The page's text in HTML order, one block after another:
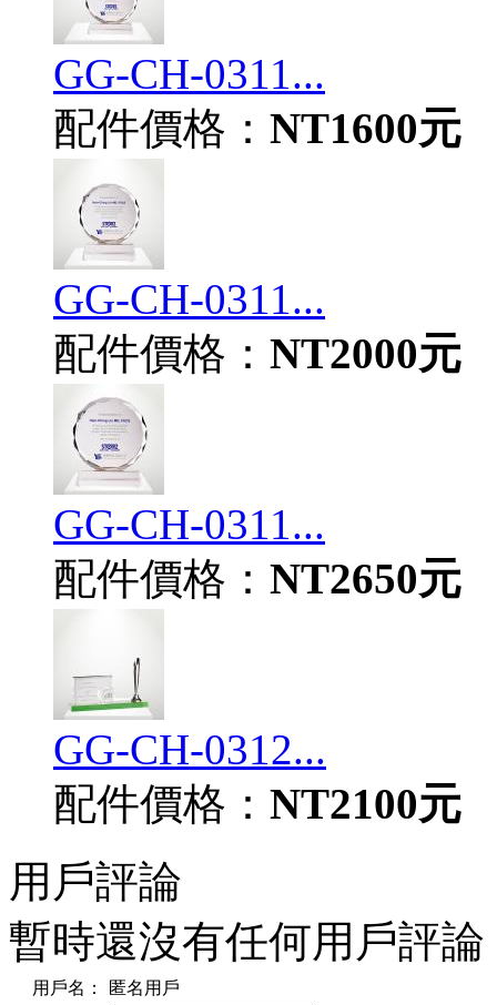
GG-CH-0311...
配件價格： NT1600元
GG-CH-0311...
配件價格： NT2000元
GG-CH-0311...
配件價格： NT2650元
GG-CH-0312...
配件價格： NT2100元
用戶評論
暫時還沒有任何用戶評論
用戶名：
匿名用戶